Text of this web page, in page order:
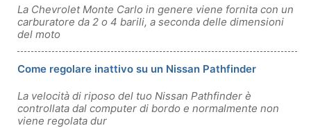
La Chevrolet Monte Carlo in genere viene fornita con un
carburatore da 2 o 4 barili, a seconda delle dimensioni
del moto
Come regolare inattivo su un Nissan Pathfinder
La velocità di riposo del tuo Nissan Pathfinder è
controllata dal computer di bordo e normalmente non
viene regolata dur